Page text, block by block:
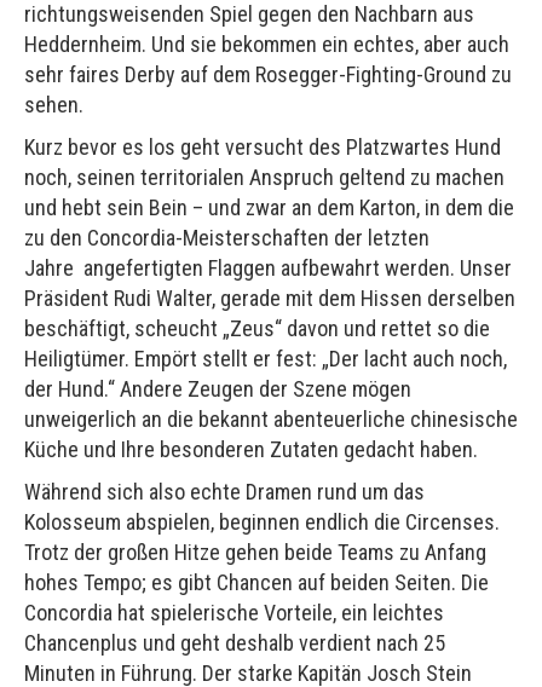
richtungsweisenden Spiel gegen den Nachbarn aus
Heddernheim. Und sie bekommen ein echtes, aber auch
sehr faires Derby auf dem Rosegger-Fighting-Ground zu
sehen.
Kurz bevor es los geht versucht des Platzwartes Hund
noch, seinen territorialen Anspruch geltend zu machen
und hebt sein Bein – und zwar an dem Karton, in dem die
zu den Concordia-Meisterschaften der letzten
Jahre angefertigten Flaggen aufbewahrt werden. Unser
Präsident Rudi Walter, gerade mit dem Hissen derselben
beschäftigt, scheucht „Zeus“ davon und rettet so die
Heiligtümer. Empört stellt er fest: „Der lacht auch noch,
der Hund.“ Andere Zeugen der Szene mögen
unweigerlich an die bekannt abenteuerliche chinesische
Küche und Ihre besonderen Zutaten gedacht haben.
Während sich also echte Dramen rund um das
Kolosseum abspielen, beginnen endlich die Circenses.
Trotz der großen Hitze gehen beide Teams zu Anfang
hohes Tempo; es gibt Chancen auf beiden Seiten. Die
Concordia hat spielerische Vorteile, ein leichtes
Chancenplus und geht deshalb verdient nach 25
Minuten in Führung. Der starke Kapitän Josch Stein